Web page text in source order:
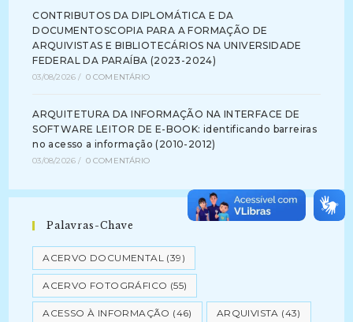
CONTRIBUTOS DA DIPLOMÁTICA E DA
DOCUMENTOSCOPIA PARA A FORMAÇÃO DE
ARQUIVISTAS E BIBLIOTECÁRIOS NA UNIVERSIDADE
FEDERAL DA PARAÍBA (2023-2024)
03/08/2026 / 0 COMENTÁRIO
ARQUITETURA DA INFORMAÇÃO NA INTERFACE DE
SOFTWARE LEITOR DE E-BOOK: identificando barreiras
no acesso a informação (2010-2012)
03/08/2026 / 0 COMENTÁRIO
Palavras-Chave
ACERVO DOCUMENTAL (39)
ACERVO FOTOGRÁFICO (55)
ACESSO À INFORMAÇÃO (46) ARQUIVISTA (43)